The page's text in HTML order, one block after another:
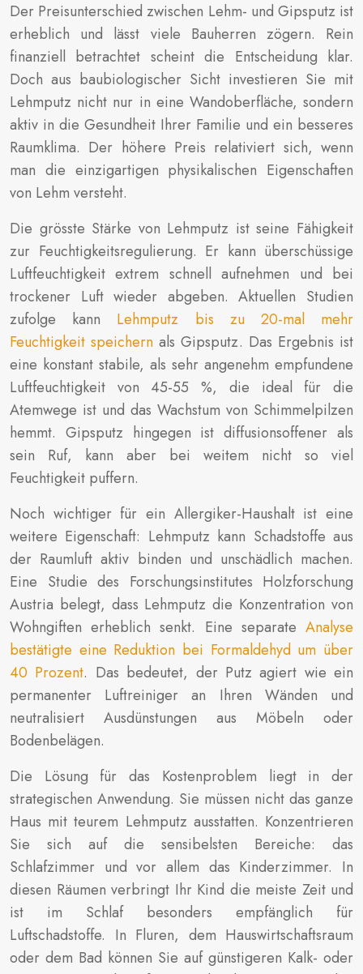
Der Preisunterschied zwischen Lehm- und Gipsputz ist
erheblich und lässt viele Bauherren zögern. Rein
finanziell betrachtet scheint die Entscheidung klar.
Doch aus baubiologischer Sicht investieren Sie mit
Lehmputz nicht nur in eine Wandoberfläche, sondern
aktiv in die Gesundheit Ihrer Familie und ein besseres
Raumklima. Der höhere Preis relativiert sich, wenn
man die einzigartigen physikalischen Eigenschaften
von Lehm versteht.
Die grösste Stärke von Lehmputz ist seine Fähigkeit
zur Feuchtigkeitsregulierung. Er kann überschüssige
Luftfeuchtigkeit extrem schnell aufnehmen und bei
trockener Luft wieder abgeben. Aktuellen Studien
zufolge kann Lehmputz bis zu 20-mal mehr
Feuchtigkeit speichern als Gipsputz. Das Ergebnis ist
eine konstant stabile, als sehr angenehm empfundene
Luftfeuchtigkeit von 45-55 %, die ideal für die
Atemwege ist und das Wachstum von Schimmelpilzen
hemmt. Gipsputz hingegen ist diffusionsoffener als
sein Ruf, kann aber bei weitem nicht so viel
Feuchtigkeit puffern.
Noch wichtiger für ein Allergiker-Haushalt ist eine
weitere Eigenschaft: Lehmputz kann Schadstoffe aus
der Raumluft aktiv binden und unschädlich machen.
Eine Studie des Forschungsinstitutes Holzforschung
Austria belegt, dass Lehmputz die Konzentration von
Wohngiften erheblich senkt. Eine separate Analyse
bestätigte eine Reduktion bei Formaldehyd um über
40 Prozent. Das bedeutet, der Putz agiert wie ein
permanenter Luftreiniger an Ihren Wänden und
neutralisiert Ausdünstungen aus Möbeln oder
Bodenbelägen.
Die Lösung für das Kostenproblem liegt in der
strategischen Anwendung. Sie müssen nicht das ganze
Haus mit teurem Lehmputz ausstatten. Konzentrieren
Sie sich auf die sensibelsten Bereiche: das
Schlafzimmer und vor allem das Kinderzimmer. In
diesen Räumen verbringt Ihr Kind die meiste Zeit und
ist im Schlaf besonders empfänglich für
Luftschadstoffe. In Fluren, dem Hauswirtschaftsraum
oder dem Bad können Sie auf günstigeren Kalk- oder